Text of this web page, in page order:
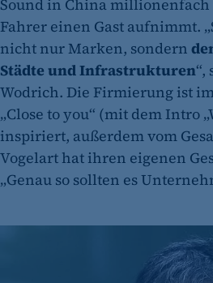
Sound in China
Fahrer einen Gast aufnimmt.
nicht nur Marken, sondern
Städte und Infrastrukturen“,
Wodrich. Die Firmierung ist
„Close to you“ (mit dem Intro
inspiriert, außerdem vom
Vogelart hat ihren eigenen
„Genau so sollten es